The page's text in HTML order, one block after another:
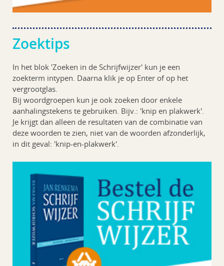
Zoektips
In het blok 'Zoeken in de Schrijfwijzer' kun je een
zoekterm intypen. Daarna klik je op Enter of op het
vergrootglas.
Bij woordgroepen kun je ook zoeken door enkele
aanhalingstekens te gebruiken. Bijv.: 'knip en plakwerk'.
Je krijgt dan alleen de resultaten van de combinatie van
deze woorden te zien, niet van de woorden afzonderlijk,
in dit geval: 'knip-en-plakwerk'.